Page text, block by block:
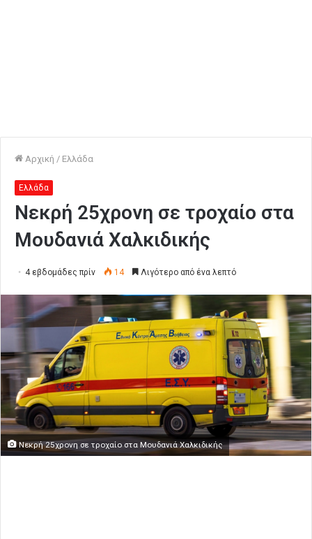
Αρχική / Ελλάδα
Ελλάδα
Νεκρή 25χρονη σε τροχαίο στα
Μουδανιά Χαλκιδικής
4 εβδομάδες πρίν 14 Λιγότερο από ένα λεπτό
Νεκρή 25χρονη σε τροχαίο στα Μουδανιά Χαλκιδικής